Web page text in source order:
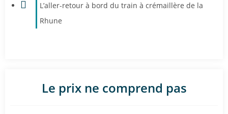
L’aller-retour à bord du train à crémaillère de la
Rhune
Le prix ne comprend pas